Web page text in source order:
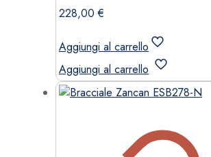
228,00€
Aggiungi al carrello
Aggiungi al carrello